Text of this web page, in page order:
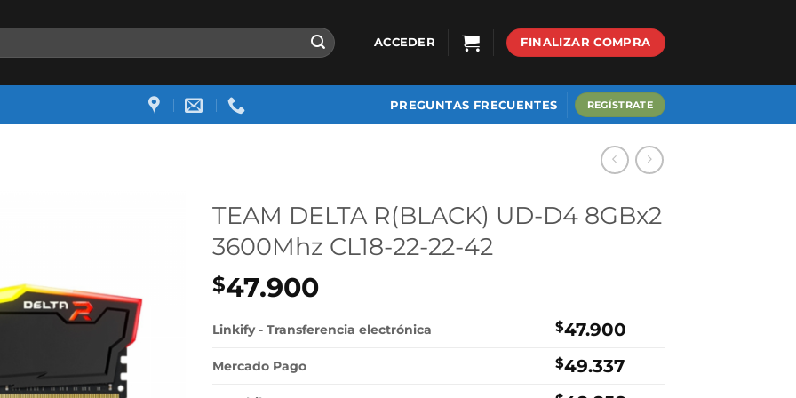
ACCEDER FINALIZAR COMPRA
PREGUNTAS FRECUENTES REGÍSTRATE
TEAM DELTA R(BLACK) UD-D4 8GBx2
3600Mhz CL18-22-22-42
$47.900
Linkify - Transferencia electrónica $47.900
Mercado Pago $49.337